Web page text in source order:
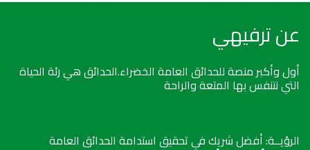
عن ترفيهي
أول وأكبر منصة للحدائق العامة الخضراء.الحدائق هي رئة الحياة
التي نتنفس بها المتعة والراحة
الرؤيــة: أفضل شريك في تحقيق استدامة الحدائق العامة